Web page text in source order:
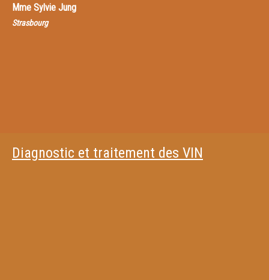
Mme Sylvie Jung
Strasbourg
Diagnostic et traitement des VIN